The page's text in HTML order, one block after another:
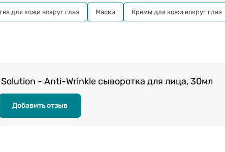
Solution - Anti-Wrinkle cыворотка для лица, 30мл
Добавить отзыв
для кожи вокруг глаз Маски Кремы для кожи вокруг глаз